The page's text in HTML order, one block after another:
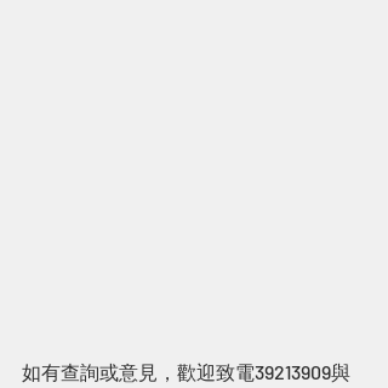
如有查詢或意見，歡迎致電39213909與